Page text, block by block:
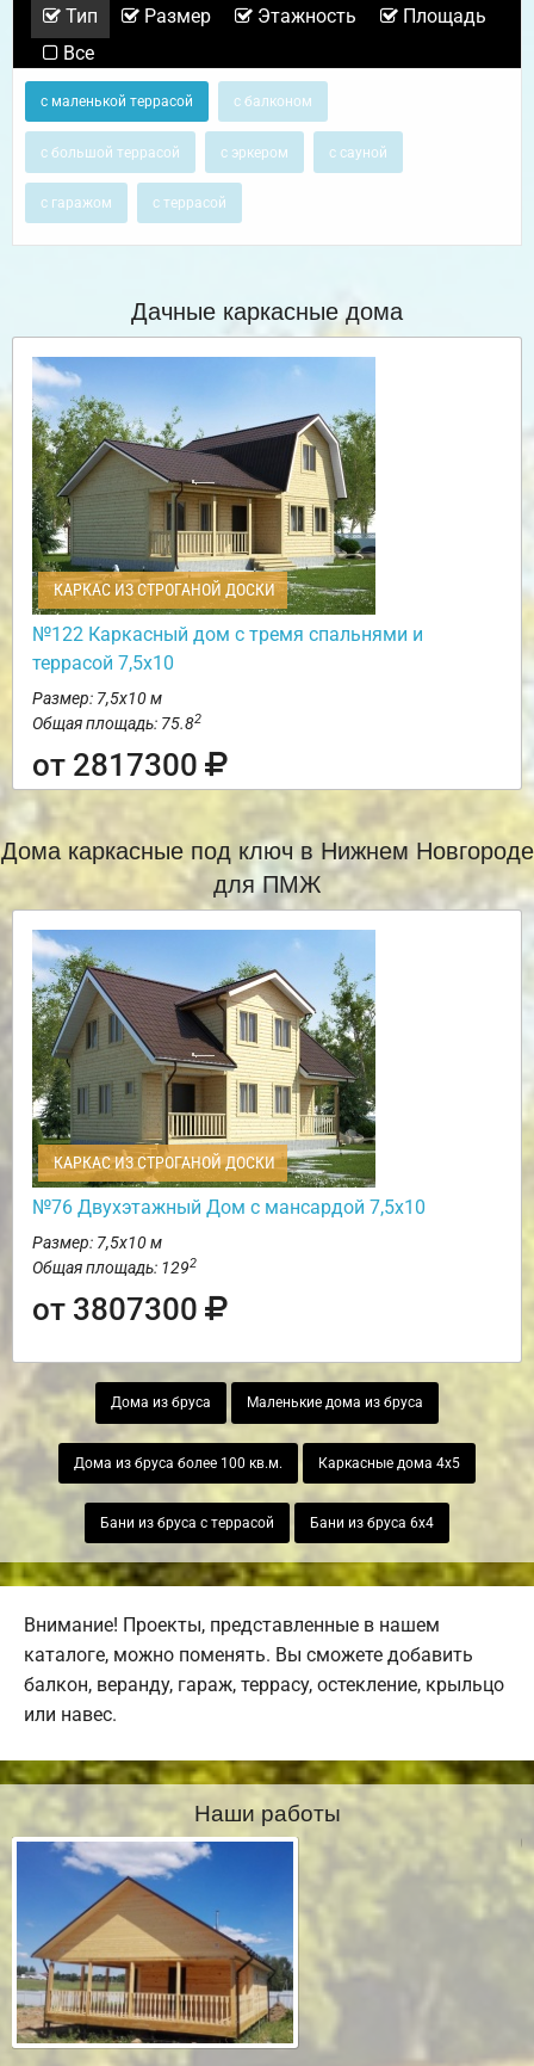
Тип Размер Этажность
Площадь
Все
с маленькой террасой с балконом
с большой террасой с эркером с сауной
с гаражом с террасой
Дачные каркасные дома
КАРКАС ИЗ СТРОГАНОЙ ДОСКИ
№122 Каркасный дом с тремя спальнями и
террасой 7,5х10
Размер: 7,5х10 м
Общая площадь: 75.82
от 2817300
Дома каркасные под ключ в Нижнем Новгороде
для ПМЖ
КАРКАС ИЗ СТРОГАНОЙ ДОСКИ
№76 Двухэтажный Дом с мансардой 7,5х10
Размер: 7,5х10 м
Общая площадь: 1292
от 3807300
Дома из бруса Маленькие дома из бруса
Дома из бруса более 100 кв.м. Каркасные дома 4х5
Бани из бруса с террасой Бани из бруса 6х4
Внимание! Проекты, представленные в нашем
каталоге, можно поменять. Вы сможете добавить
балкон, веранду, гараж, террасу, остекление, крыльцо
или навес.
Наши работы